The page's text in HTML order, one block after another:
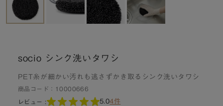
socio シンク洗いタワシ
PET糸が細かい汚れも逃さずかき取るシンク洗いタワシ
商品コード： 10000666
レビュー : 5.04件